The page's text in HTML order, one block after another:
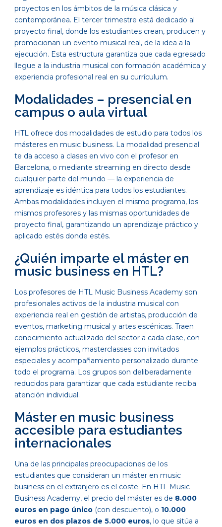
proyectos en los ámbitos de la música clásica y
contemporánea. El tercer trimestre está dedicado al
proyecto final, donde los estudiantes crean, producen y
promocionan un evento musical real, de la idea a la
ejecución. Esta estructura garantiza que cada egresado
llegue a la industria musical con formación académica y
experiencia profesional real en su currículum.
Modalidades – presencial en
campus o aula virtual
HTL ofrece dos modalidades de estudio para todos los
másteres en music business. La modalidad presencial
te da acceso a clases en vivo con el profesor en
Barcelona, o mediante streaming en directo desde
cualquier parte del mundo — la experiencia de
aprendizaje es idéntica para todos los estudiantes.
Ambas modalidades incluyen el mismo programa, los
mismos profesores y las mismas oportunidades de
proyecto final, garantizando un aprendizaje práctico y
aplicado estés donde estés.
¿Quién imparte el máster en
music business en HTL?
Los profesores de HTL Music Business Academy son
profesionales activos de la industria musical con
experiencia real en gestión de artistas, producción de
eventos, marketing musical y artes escénicas. Traen
conocimiento actualizado del sector a cada clase, con
ejemplos prácticos, masterclasses con invitados
especiales y acompañamiento personalizado durante
todo el programa. Los grupos son deliberadamente
reducidos para garantizar que cada estudiante reciba
atención individual.
Máster en music business
accesible para estudiantes
internacionales
Una de las principales preocupaciones de los
estudiantes que consideran un máster en music
business en el extranjero es el coste. En HTL Music
Business Academy, el precio del máster es de 8.000
euros en pago único (con descuento), o 10.000
euros en dos plazos de 5.000 euros, lo que sitúa a